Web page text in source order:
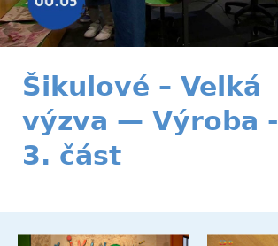
Šikulové – Velká
výzva — Výroba -
3. část